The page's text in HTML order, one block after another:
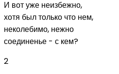
И вот уже неизбежно,
хотя был только что нем,
неколебимо, нежно
соединенье - с кем?
2